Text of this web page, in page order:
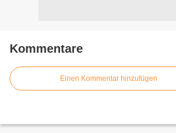
Kommentare
Einen Kommentar hinzufügen